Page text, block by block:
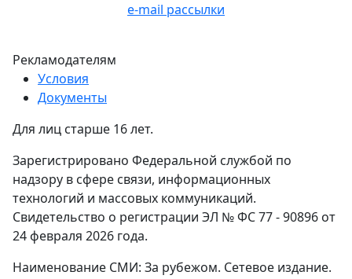
Рекламодателям
Условия
Документы
e-mail рассылки
Для лиц старше 16 лет.
Зарегистрировано Федеральной службой по
надзору в сфере связи, информационных
технологий и массовых коммуникаций.
Свидетельство о регистрации ЭЛ № ФС 77 - 90896 от
24 февраля 2026 года.
Наименование СМИ: За рубежом. Сетевое издание.